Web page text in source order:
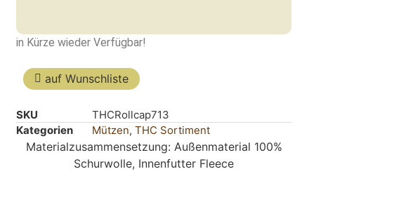
in Kürze wieder Verfügbar!
auf Wunschliste
SKU
THCRollcap713
Kategorien
Mützen, THC Sortiment
Materialzusammensetzung: Außenmaterial 100%
Schurwolle, Innenfutter Fleece